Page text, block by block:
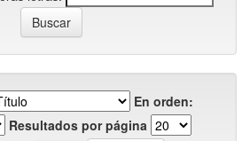
En orden:
Resultados por página